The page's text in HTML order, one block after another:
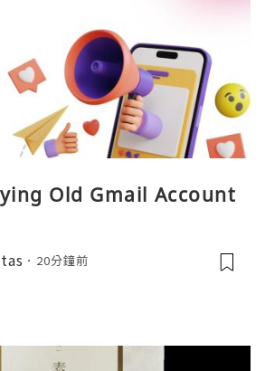
Old Gmail Account
20分鐘前